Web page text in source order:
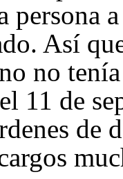
persona
Así
no
11 de
de